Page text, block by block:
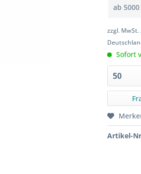
ab 5000
zzgl. MwSt.
Sofort
Artikel-